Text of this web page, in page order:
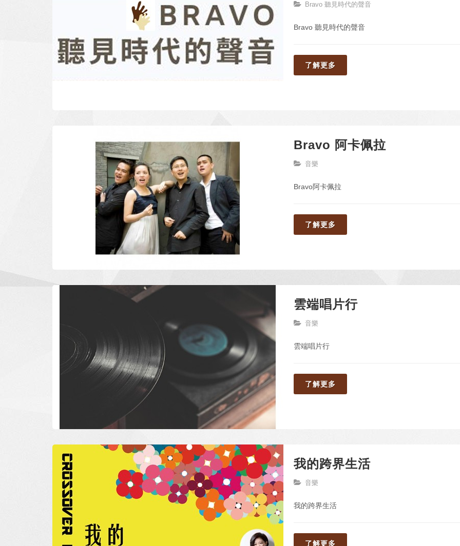
Bravo 聽見時代的聲音
Bravo 聽見時代的聲音
了解更多
Bravo 阿卡佩拉
音樂
Bravo阿卡佩拉
了解更多
雲端唱片行
音樂
雲端唱片行
了解更多
我的跨界生活
音樂
我的跨界生活
了解更多